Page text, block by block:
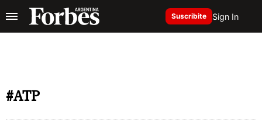
Suscribite Sign In
#ATP